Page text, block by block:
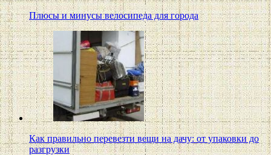
Плюсы и минусы велосипеда для города
Как правильно перевезти вещи на дачу: от упаковки до
разгрузки